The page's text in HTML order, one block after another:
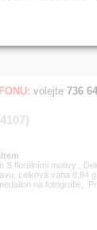
volejte 736
S florálními motivy ,
celková váha 8,84
na fotografie,. Pr